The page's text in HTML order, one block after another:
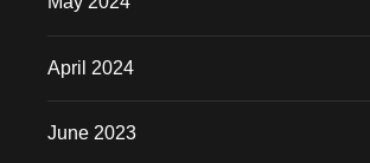
April 2024
June 2023